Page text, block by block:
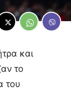
και
το
του